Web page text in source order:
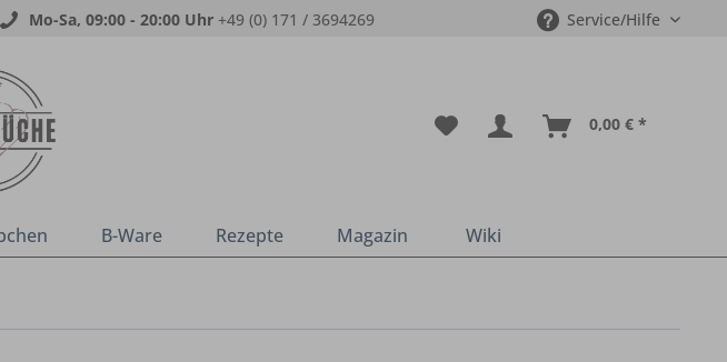
Mo-Sa, 09:00 - 20:00 Uhr +49 (0) 171 / 3694269 Service/Hilfe
0,00 € *
B-Ware Rezepte Magazin Wiki